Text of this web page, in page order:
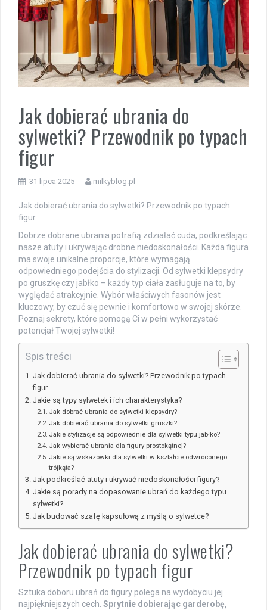
Jak dobierać ubrania do
sylwetki? Przewodnik po typach
figur
31 lipca 2025 milkyblog.pl
Jak dobierać ubrania do sylwetki? Przewodnik po typach
figur
Dobrze dobrane ubrania potrafią zdziałać cuda, podkreślając
nasze atuty i ukrywając drobne niedoskonałości. Każda figura
ma swoje unikalne proporcje, które wymagają
odpowiedniego podejścia do stylizacji. Od sylwetki klepsydry
po gruszkę czy jabłko – każdy typ ciała zasługuje na to, by
wyglądać atrakcyjnie. Wybór właściwych fasonów jest
kluczowy, by czuć się pewnie i komfortowo w swojej skórze.
Poznaj sekrety, które pomogą Ci w pełni wykorzystać
potencjał Twojej sylwetki!
Spis treści
Jak dobierać ubrania do sylwetki? Przewodnik po typach
figur
Jakie są typy sylwetek i ich charakterystyka?
Jak dobrać ubrania do sylwetki klepsydry?
Jak dobierać ubrania do sylwetki gruszki?
Jakie stylizacje są odpowiednie dla sylwetki typu jabłko?
Jak wybierać ubrania dla figury prostokątnej?
Jakie są wskazówki dla sylwetki w kształcie odwróconego
trójkąta?
Jak podkreślać atuty i ukrywać niedoskonałości figury?
Jakie są porady na dopasowanie ubrań do każdego typu
sylwetki?
Jak budować szafę kapsułową z myślą o sylwetce?
Jak dobierać ubrania do sylwetki?
Przewodnik po typach figur
Sztuka doboru ubrań do figury polega na wydobyciu jej
najpiękniejszych cech. Sprytnie dobierając garderobę,